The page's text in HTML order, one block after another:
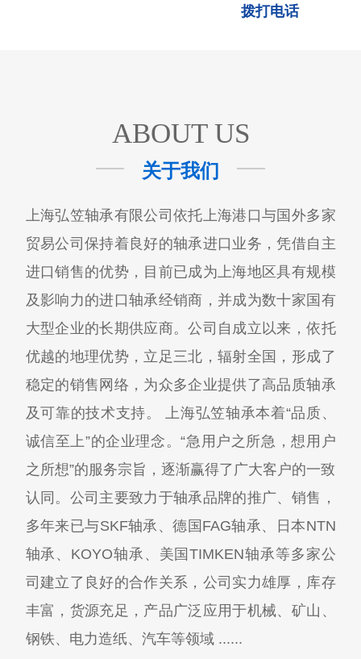
拨打电话
ABOUT US
关于我们
上海弘笠轴承有限公司依托上海港口与国外多家
贸易公司保持着良好的轴承进口业务，凭借自主
进口销售的优势，目前已成为上海地区具有规模
及影响力的进口轴承经销商，并成为数十家国有
大型企业的长期供应商。公司自成立以来，依托
优越的地理优势，立足三北，辐射全国，形成了
稳定的销售网络，为众多企业提供了高品质轴承
及可靠的技术支持。 上海弘笠轴承本着“品质、
诚信至上”的企业理念。“急用户之所急，想用户
之所想”的服务宗旨，逐渐赢得了广大客户的一致
认同。公司主要致力于轴承品牌的推广、销售，
多年来已与SKF轴承、德国FAG轴承、日本NTN
轴承、KOYO轴承、美国TIMKEN轴承等多家公
司建立了良好的合作关系，公司实力雄厚，库存
丰富，货源充足，产品广泛应用于机械、矿山、
钢铁、电力造纸、汽车等领域 ......